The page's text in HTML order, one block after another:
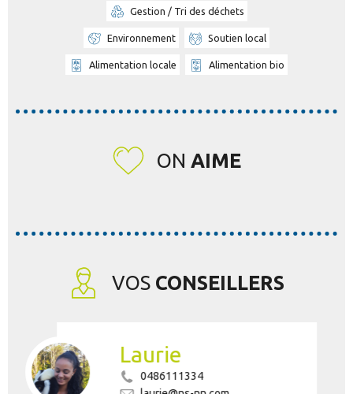
Gestion / Tri des déchets
Environnement Soutien local
Alimentation locale Alimentation bio
ON AIME
VOS CONSEILLERS
Laurie
0486111334